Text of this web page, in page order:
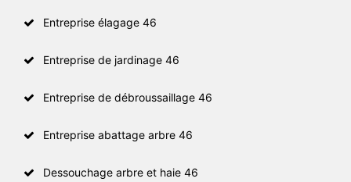
Entreprise élagage 46
Entreprise de jardinage 46
Entreprise de débroussaillage 46
Entreprise abattage arbre 46
Dessouchage arbre et haie 46